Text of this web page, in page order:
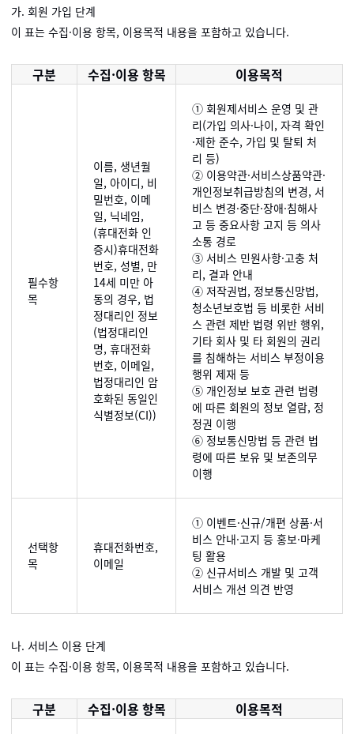
가. 회원 가입 단계
이 표는 수집·이용 항목, 이용목적 내용을 포함하고 있습니다.
구분 수집·이용 항목 이용목적
필수항
목
이름, 생년월
일, 아이디, 비
밀번호, 이메
일, 닉네임,
(휴대전화 인
증시)휴대전화
번호, 성별, 만
14세 미만 아
동의 경우, 법
정대리인 정보
(법정대리인
명, 휴대전화
번호, 이메일,
법정대리인 암
호화된 동일인
식별정보(CI))
① 회원제서비스 운영 및 관
리(가입 의사·나이, 자격 확인
·제한 준수, 가입 및 탈퇴 처
리 등)
② 이용약관·서비스상품약관·
개인정보취급방침의 변경, 서
비스 변경·중단·장애·침해사
고 등 중요사항 고지 등 의사
소통 경로
③ 서비스 민원사항·고충 처
리, 결과 안내
④ 저작권법, 정보통신망법,
청소년보호법 등 비롯한 서비
스 관련 제반 법령 위반 행위,
기타 회사 및 타 회원의 권리
를 침해하는 서비스 부정이용
행위 제재 등
⑤ 개인정보 보호 관련 법령
에 따른 회원의 정보 열람, 정
정권 이행
⑥ 정보통신망법 등 관련 법
령에 따른 보유 및 보존의무
이행
선택항
목
휴대전화번호,
이메일
① 이벤트·신규/개편 상품·서
비스 안내·고지 등 홍보·마케
팅 활용
② 신규서비스 개발 및 고객
서비스 개선 의견 반영
나. 서비스 이용 단계
이 표는 수집·이용 항목, 이용목적 내용을 포함하고 있습니다.
구분 수집·이용 항목 이용목적